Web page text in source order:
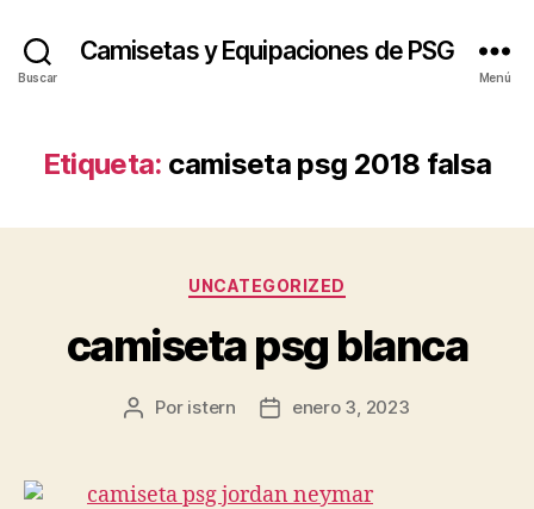
Buscar
Camisetas y Equipaciones de PSG
Menú
Etiqueta: camiseta psg 2018 falsa
Categorías
UNCATEGORIZED
camiseta psg blanca
Autor
entrada
Por istern
Fecha
entrada
enero 3, 2023